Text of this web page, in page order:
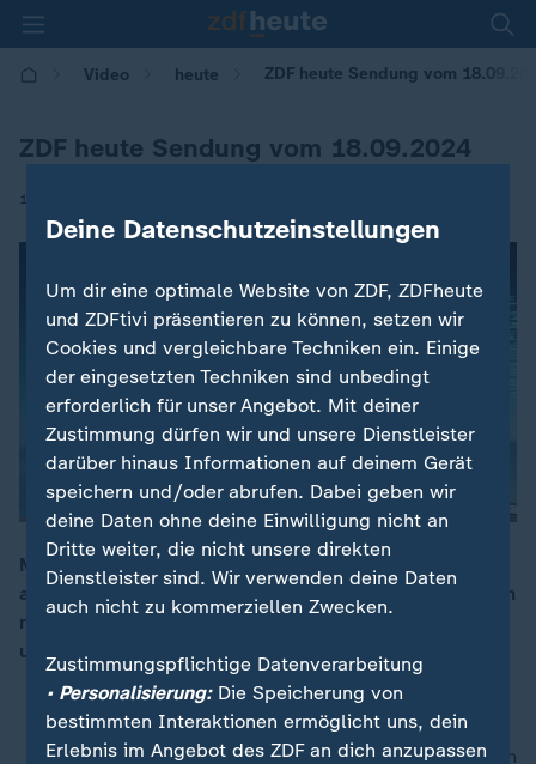
Video heute ZDF heute Sendung vom
ZDF heute Sendung vom 18.09.2024
18.09.2024 | 12:00
00:15
Mit folgenden Themen: Hisbollah kündigt Vergeltung
an; AfD hat kein Recht auf Ausschussvorsitze; Schäden
nach Hochwasser in Österreich; weiteren Nachrichten
und dem Wetter.
nach oben
Deine Datenschutzeinstellungen
Um dir eine optimale Website von ZDF, ZDFheute
und ZDFtivi präsentieren zu können, setzen wir
Cookies und vergleichbare Techniken ein. Einige
der eingesetzten Techniken sind unbedingt
erforderlich für unser Angebot. Mit deiner
Zustimmung dürfen wir und unsere Dienstleister
darüber hinaus Informationen auf deinem Gerät
speichern und/oder abrufen. Dabei geben wir
deine Daten ohne deine Einwilligung nicht an
Dritte weiter, die nicht unsere direkten
Dienstleister sind. Wir verwenden deine Daten
auch nicht zu kommerziellen Zwecken.
Zustimmungspflichtige Datenverarbeitung
• Personalisierung:Die Speicherung von
bestimmten Interaktionen ermöglicht uns, dein
Erlebnis im Angebot des ZDF an dich anzupassen